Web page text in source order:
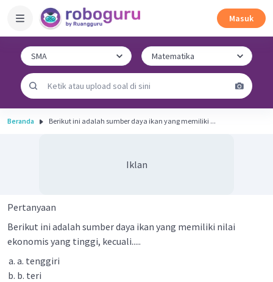
Masuk
Beranda Berikut ini adalah sumber daya ikan yang memiliki ...
Iklan
Pertanyaan
Berikut ini adalah sumber daya ikan yang memiliki nilai
ekonomis yang tinggi, kecuali.....
a. tenggiri
b. teri